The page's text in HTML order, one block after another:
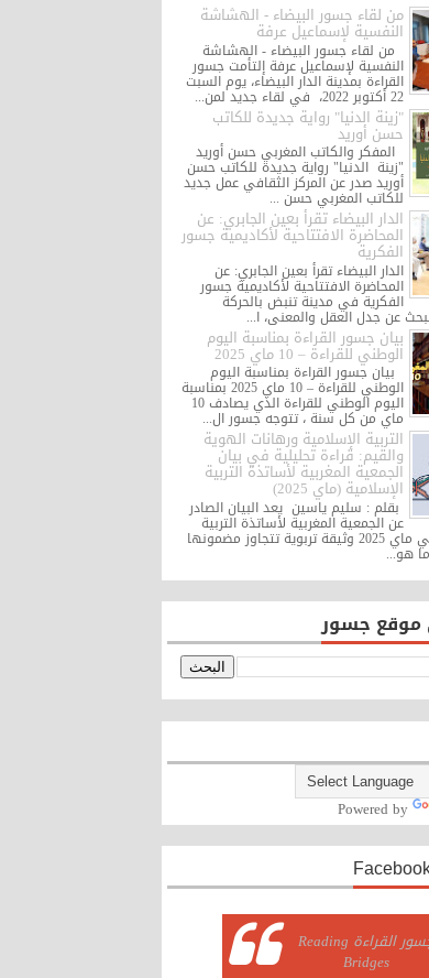
من لقاء جسور البيضاء - الهشاشة
النفسية لإسماعيل عرفة
من لقاء جسور البيضاء - الهشاشة
النفسية لإسماعيل عرفة إلتأمت جسور
القراءة بمدينة الدار البيضاء، يوم السبت
22 أكتوبر 2022، في لقاء جديد لمن...
"زينة الدنيا" رواية جديدة للكاتب
حسن أوريد
المفكر والكاتب المغربي حسن أوريد
"زينة الدنيا" رواية جديدة للكاتب حسن
أوريد صدر عن المركز الثقافي عمل جديد
للكاتب المغربي حسن ...
الدار البيضاء تقرأ بعين الجابري: عن
المحاضرة الافتتاحية لأكاديمية جسور
الفكرية
الدار البيضاء تقرأ بعين الجابري: عن
المحاضرة الافتتاحية لأكاديمية جسور
الفكرية في مدينة تنبض بالحركة
عن جدل العقل والمعنى، ا...
بيان جسور القراءة بمناسبة اليوم
الوطني للقراءة – 10 ماي 2025
بيان جسور القراءة بمناسبة اليوم
الوطني للقراءة – 10 ماي 2025 بمناسبة
اليوم الوطني للقراءة الذي يصادف 10
ماي من كل سنة ، تتوجه جسور ال...
التربية الإسلامية ورهانات الهوية
والقيم: قراءة تحليلية في بيان
الجمعية المغربية لأساتذة التربية
الإسلامية (ماي 2025)
بقلم : سليم ياسين يعد البيان الصادر
عن الجمعية المغربية لأساتذة التربية
الإسلامية في ماي 2025 وثيقة تربوية تتجاوز مضمونها
هو...
موقع جسور
Powered by
‏جسور القراءة Reading
Bridges‏